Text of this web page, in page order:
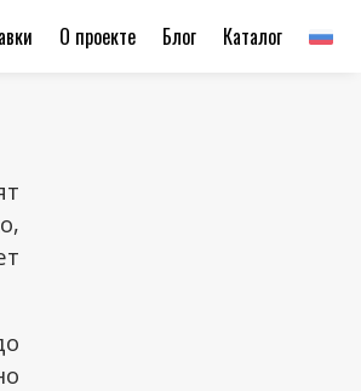
Каталог
Блог
О проекте